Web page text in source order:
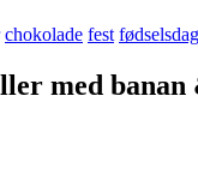
chokolade fest fødselsdag
med banan